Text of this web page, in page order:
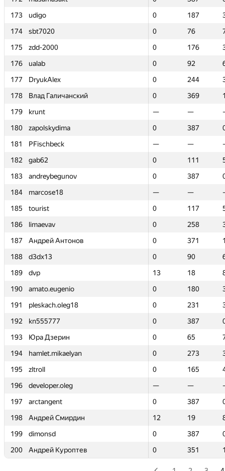
173
udigo 0 187
174
sbt7020 0 76
175
zdd-2000 0 176
176
ualab 0 92
177
DryukAlex 0 244
178
Влад Галичанский 0 369
179
krunt — —
180
zapolskydima 0 387
181
PFischbeck — —
182
gab62 0 111
183
andreybegunov 0 387
184
marcose18 — —
185
tourist 0 117
186
limaevav 0 258
187
Андрей Антонов 0 371
188
d3dx13 0 90
189
dvp 13 18
190
amato.eugenio 0 180
191
pleskach.oleg18 0 231
192
kn555777 0 387
193
Юра Дзерин 0 65
194
hamlet.mikaelyan 0 273
195
zltroll 0 165
196
developer.oleg — —
197
arctangent 0 387
198
Андрей Смирдин 12 19
199
dimonsd 0 387
200
Андрей Куроптев 0 351
173
udigo 0 187
174
sbt7020 0 76
175
zdd-2000 0 176
176
ualab 0 92
177
DryukAlex 0 244
178
Влад Галичанский 0 369
179
krunt — —
180
zapolskydima 0 387
181
PFischbeck — —
182
gab62 0 111
183
andreybegunov 0 387
184
marcose18 — —
185
tourist 0 117
186
limaevav 0 258
187
Андрей Антонов 0 371
188
d3dx13 0 90
189
dvp 13 18
190
amato.eugenio 0 180
191
pleskach.oleg18 0 231
192
kn555777 0 387
193
Юра Дзерин 0 65
194
hamlet.mikaelyan 0 273
195
zltroll 0 165
196
developer.oleg — —
197
arctangent 0 387
198
Андрей Смирдин 12 19
199
dimonsd 0 387
200
Андрей Куроптев 0 351